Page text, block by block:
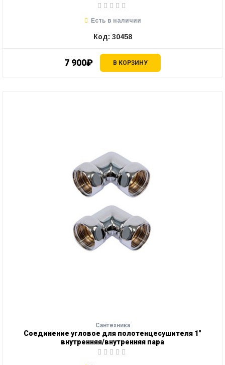
7 900₽ В КОРЗИНУ
Есть в наличии
Код: 30458
Сантехника
Соединение угловое для полотенцесушителя 1"
внутренняя/внутренняя пара